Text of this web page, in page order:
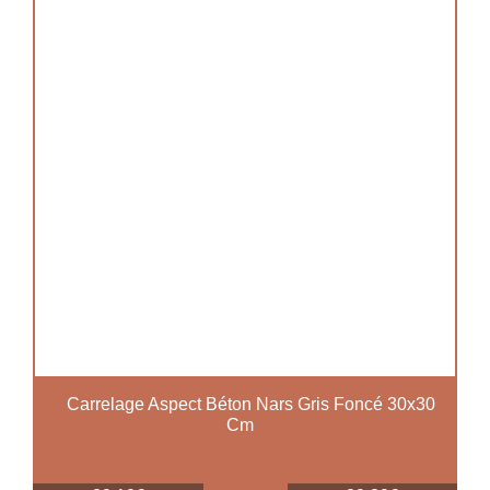
Carrelage Aspect Béton Nars Gris Foncé 30x30
Cm